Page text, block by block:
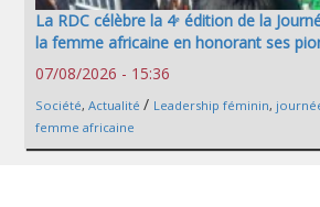
La RDC célèbre la 4ᵉ édition de la
la femme africaine en honorant ses
07/08/2026 - 15:36
Société, Actualité / Leadership féminin,
femme africaine